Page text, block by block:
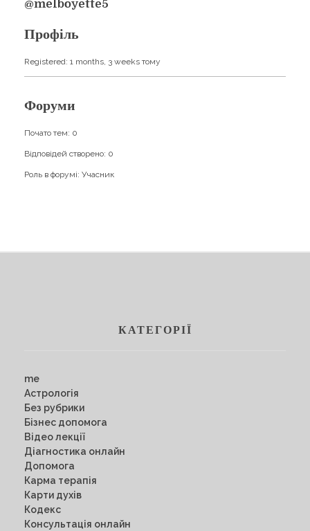
Бізнес допомога
Навчання
Карти Духів
@melboyette5
Профіль
Registered: 1 months, 3 weeks тому
Форуми
Почато тем: 0
Відповідей створено: 0
Роль в форумі: Учасник
КАТЕГОРІЇ
me
Астрологія
Без рубрики
Бізнес допомога
Відео лекції
Діагностика онлайн
Допомога
Карма терапія
Карти духів
Кодекс
Консультація онлайн